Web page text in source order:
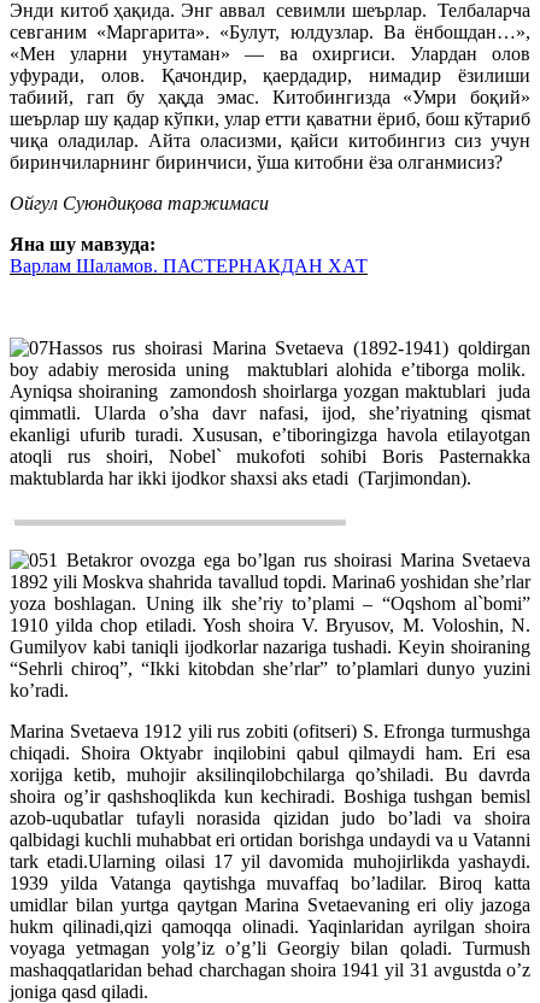
Энди китоб ҳақида. Энг аввал севимли шеърлар. Телбаларча
севганим «Маргарита». «Булут, юлдузлар. Ва ёнбошдан…»,
«Мен уларни унутаман» — ва охиргиси. Улардан олов
уфуради, олов. Қачондир, қаердадир, нимадир ёзилиши
табиий, гап бу ҳақда эмас. Китобингизда «Умри боқий»
шеърлар шу қадар кўпки, улар етти қаватни ёриб, бош кўтариб
чиқа оладилар. Айта оласизми, қайси китобингиз сиз учун
биринчиларнинг биринчиси, ўша китобни ёза олганмисиз?
Ойгул Суюндиқова таржимаси
Яна шу мавзуда:
Варлам Шаламов. ПАСТЕРНАКДАН ХАТ
Hassos rus shoirasi Marina Svetaeva (1892-1941) qoldirgan
boy adabiy merosida uning maktublari alohida e’tiborga molik.
Ayniqsa shoiraning zamondosh shoirlarga yozgan maktublari juda
qimmatli. Ularda o’sha davr nafasi, ijod, she’riyatning qismat
ekanligi ufurib turadi. Xususan, e’tiboringizga havola etilayotgan
atoqli rus shoiri, Nobel` mukofoti sohibi Boris Pasternakka
maktublarda har ikki ijodkor shaxsi aks etadi (Tarjimondan).
Betakror ovozga ega bo’lgan rus shoirasi Marina Svetaeva
1892 yili Moskva shahrida tavallud topdi. Marina6 yoshidan she’rlar
yoza boshlagan. Uning ilk she’riy to’plami – “Oqshom al`bomi”
1910 yilda chop etiladi. Yosh shoira V. Bryusov, M. Voloshin, N.
Gumilyov kabi taniqli ijodkorlar nazariga tushadi. Keyin shoiraning
“Sehrli chiroq”, “Ikki kitobdan she’rlar” to’plamlari dunyo yuzini
ko’radi.
Marina Svetaeva 1912 yili rus zobiti (ofitseri) S. Efronga turmushga
chiqadi. Shoira Oktyabr inqilobini qabul qilmaydi ham. Eri esa
xorijga ketib, muhojir aksilinqilobchilarga qo’shiladi. Bu davrda
shoira og’ir qashshoqlikda kun kechiradi. Boshiga tushgan bemisl
azob-uqubatlar tufayli norasida qizidan judo bo’ladi va shoira
qalbidagi kuchli muhabbat eri ortidan borishga undaydi va u Vatanni
tark etadi.Ularning oilasi 17 yil davomida muhojirlikda yashaydi.
1939 yilda Vatanga qaytishga muvaffaq bo’ladilar. Biroq katta
umidlar bilan yurtga qaytgan Marina Svetaevaning eri oliy jazoga
hukm qilinadi,qizi qamoqqa olinadi. Yaqinlaridan ayrilgan shoira
voyaga yetmagan yolg’iz o’g’li Georgiy bilan qoladi. Turmush
mashaqqatlaridan behad charchagan shoira 1941 yil 31 avgustda o’z
joniga qasd qiladi.